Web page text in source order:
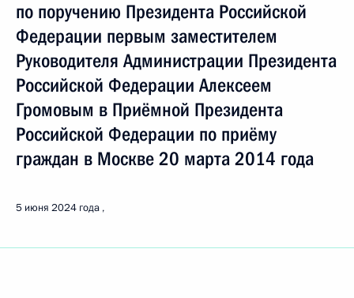
по поручению Президента Российской
Федерации первым заместителем
Руководителя Администрации Президента
Российской Федерации Алексеем
Громовым в Приёмной Президента
Российской Федерации по приёму
граждан в Москве 20 марта 2014 года
5 июня 2024 года